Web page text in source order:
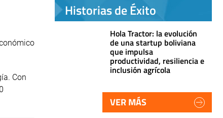
Con
Historias de Éxito
Hola Tractor: la evolución
de una startup boliviana
que impulsa
productividad, resiliencia e
inclusión agrícola
VER MÁS